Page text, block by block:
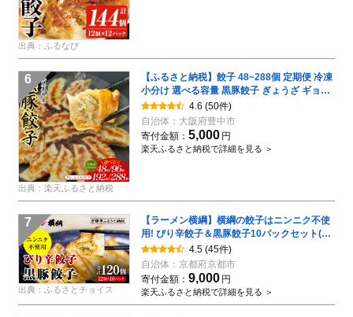
出典：ふるなび
6
出典：楽天ふるさと納税
【ふるさと納税】餃子 48~288個 定期便 冷凍
小分け 選べる容量 黒豚餃子 ぎょうざ ギョー
ザ 豚肉 家族 子ども 弁当 中華 惣菜 大容量 人
気 ランキング 美味しい おいしい 焼き餃子 揚
げ餃子 冷凍餃子 おかず おつまみ
4.6 (50件)
自治体： 大阪府豊中市
寄付金額： 5,000 円
楽天ふるさと納税で詳細を見る ＞
7
出典：ふるさとチョイス
【ラーメン横綱】横綱の餃子はニンニク不使
用! ぴり辛餃子＆黒豚餃子10パックセット(各
5パック)［ 京都 ラーメン 有名店 餃子120個
セット 黒豚＋ピリ辛 冷凍食品 大容量 おいし
い 簡単 便利 人気 おすすめ 中華 中華料理 ぎ
ょうざ 餃子 お取り寄せ 通販 送料無料 ふるさ
と納税 ］
4.5 (45件)
自治体： 京都府京都市
寄付金額： 9,000 円
楽天ふるさと納税で詳細を見る ＞